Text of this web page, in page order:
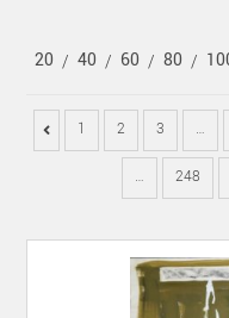
Kontakt
20 / 40 / 60 / 80 /
1 2 3 …
… 248